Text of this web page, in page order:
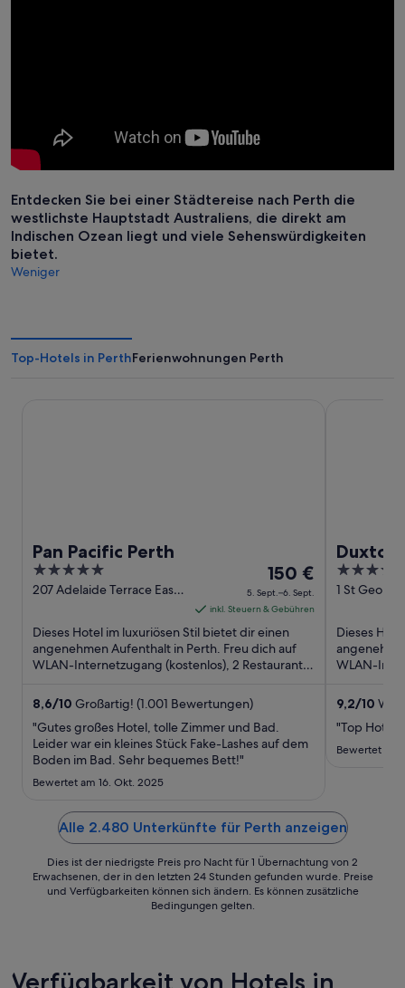
Entdecken Sie bei einer Städtereise nach Perth die
westlichste Hauptstadt Australiens, die direkt am
Indischen Ozean liegt und viele Sehenswürdigkeiten
bietet.
Weniger
Top-Hotels in PerthFerienwohnungen Perth
Pan Pacific Perth
5
out
5
207 Adelaide Terrace East
Der
Preis
beträgt
150 €
pro
Nacht
Sept.
bis
150 €
5. Sept.–6. Sept.
inkl. Steuern & Gebühren
Dieses Hotel im luxuriösen Stil bietet dir einen
angenehmen Aufenthalt in Perth. Freu dich auf
WLAN-Internetzugang (kostenlos), 2 Restaurants
8,6/10 Großartig! (1.001 Bewertungen)
"Gutes großes Hotel, tolle Zimmer und Bad.
Leider war ein kleines Stück Fake-Lashes auf dem
Boden im Bad. Sehr bequemes Bett!"
Bewertet am 16. Okt. 2025
Duxton
5
out
5
1 St
Dieses
WLAN-
9,2/10
"Top Hotel,
Bewertet am
Alle 2.480 Unterkünfte für Perth anzeigen
Dies ist der niedrigste Preis pro Nacht für 1 Übernachtung von 2
Erwachsenen, der in den letzten 24 Stunden gefunden wurde. Preise
und Verfügbarkeiten können sich ändern. Es können zusätzliche
Bedingungen gelten.
Verfügbarkeit von Hotels in